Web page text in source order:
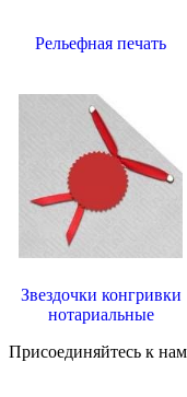
Рельефная печать
Звездочки конгривки
нотариальные
Присоединяйтесь к